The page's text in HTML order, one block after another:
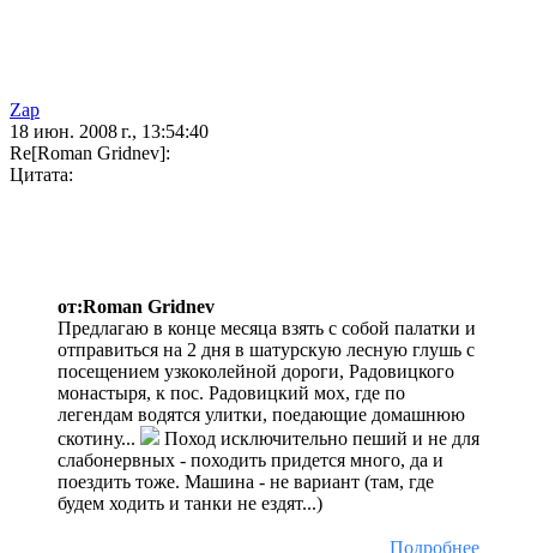
Zap
18 июн. 2008 г., 13:54:40
Re[Roman Gridnev]:
Цитата:
от:Roman Gridnev
Предлагаю в конце месяца взять с собой палатки и
отправиться на 2 дня в шатурскую лесную глушь с
посещением узкоколейной дороги, Радовицкого
монастыря, к пос. Радовицкий мох, где по
легендам водятся улитки, поедающие домашнюю
скотину...
Поход исключительно пеший и не для
слабонервных - походить придется много, да и
поездить тоже. Машина - не вариант (там, где
будем ходить и танки не ездят...)
Подробнее